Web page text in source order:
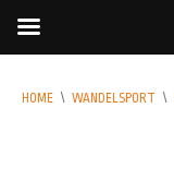
HOME \ WANDELSPORT \